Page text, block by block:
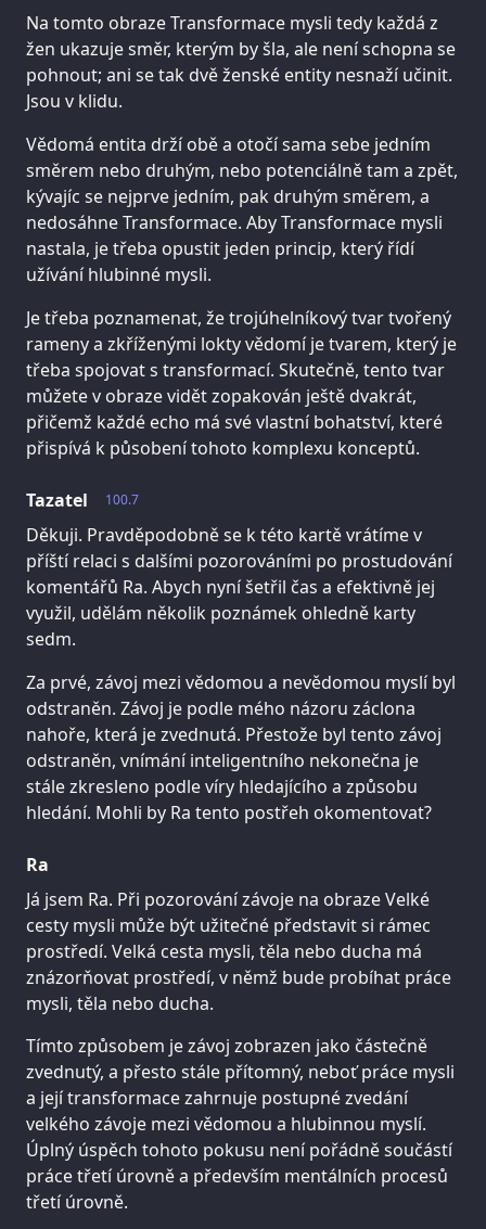
Na tomto obraze Transformace mysli tedy každá z
žen ukazuje směr, kterým by šla, ale není schopna se
pohnout; ani se tak dvě ženské entity nesnaží učinit.
Jsou v klidu.
Vědomá entita drží obě a otočí sama sebe jedním
směrem nebo druhým, nebo potenciálně tam a zpět,
kývajíc se nejprve jedním, pak druhým směrem, a
nedosáhne Transformace. Aby Transformace mysli
nastala, je třeba opustit jeden princip, který řídí
užívání hlubinné mysli.
Je třeba poznamenat, že trojúhelníkový tvar tvořený
rameny a zkříženými lokty vědomí je tvarem, který je
třeba spojovat s transformací. Skutečně, tento tvar
můžete v obraze vidět zopakován ještě dvakrát,
přičemž každé echo má své vlastní bohatství, které
přispívá k působení tohoto komplexu konceptů.
100.7
Tazatel
Děkuji. Pravděpodobně se k této kartě vrátíme v
příští relaci s dalšími pozorováními po prostudování
komentářů Ra. Abych nyní šetřil čas a efektivně jej
využil, udělám několik poznámek ohledně karty
sedm.
Za prvé, závoj mezi vědomou a nevědomou myslí byl
odstraněn. Závoj je podle mého názoru záclona
nahoře, která je zvednutá. Přestože byl tento závoj
odstraněn, vnímání inteligentního nekonečna je
stále zkresleno podle víry hledajícího a způsobu
hledání. Mohli by Ra tento postřeh okomentovat?
Ra
Já jsem Ra. Při pozorování závoje na obraze Velké
cesty mysli může být užitečné představit si rámec
prostředí. Velká cesta mysli, těla nebo ducha má
znázorňovat prostředí, v němž bude probíhat práce
mysli, těla nebo ducha.
Tímto způsobem je závoj zobrazen jako částečně
zvednutý, a přesto stále přítomný, neboť práce mysli
a její transformace zahrnuje postupné zvedání
velkého závoje mezi vědomou a hlubinnou myslí.
Úplný úspěch tohoto pokusu není pořádně součástí
práce třetí úrovně a především mentálních procesů
třetí úrovně.